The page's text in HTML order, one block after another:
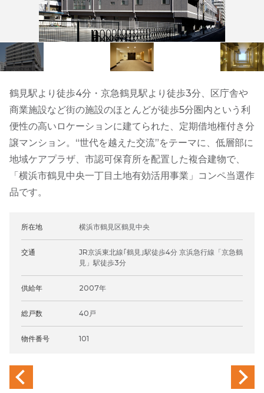
鶴見駅より徒歩4分・京急鶴見駅より徒歩3分、区庁舎や
商業施設など街の施設のほとんどが徒歩5分圏内という利
便性の高いロケーションに建てられた、定期借地権付き分
譲マンション。“世代を越えた交流”をテーマに、低層部に
地域ケアプラザ、市認可保育所を配置した複合建物で、
「横浜市鶴見中央一丁目土地有効活用事業」コンペ当選作
品です。
所在地 横浜市鶴見区鶴見中央
交通
JR京浜東北線｢鶴見｣駅徒歩4分 京浜急行線「京急鶴
見」駅徒歩3分
供給年 2007年
総戸数 40戸
物件番号 101